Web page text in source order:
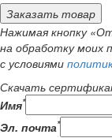
Заказать товар
Нажимая кнопку
на обработку моих
с условиями
Скачать
Имя*
Эл. почта*